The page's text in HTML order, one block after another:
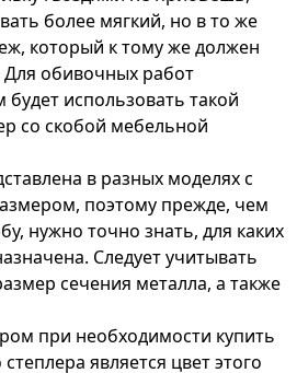
более мягкий, но в то же
который к тому же должен
обивочных работ
использовать такой
со скобой мебельной
в разных моделях с
поэтому прежде, чем
нужно точно знать, для каких
Следует учитывать
сечения металла, а также
при необходимости купить
является цвет этого